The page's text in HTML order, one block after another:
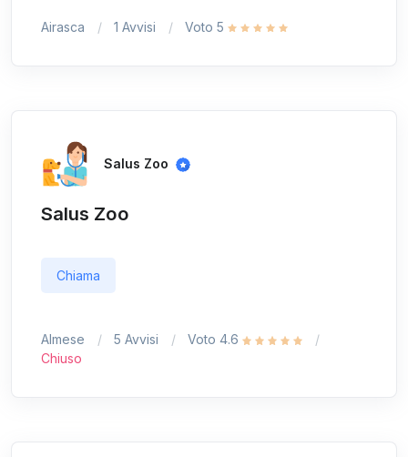
Airasca 1 Avvisi Voto 5
Salus Zoo
Salus Zoo
Chiama
Almese 5 Avvisi
Voto 4.6
Chiuso